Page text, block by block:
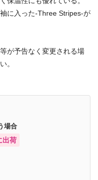
に入った-Three Stripes-が
が予告なく変更される場
。
場合
出荷